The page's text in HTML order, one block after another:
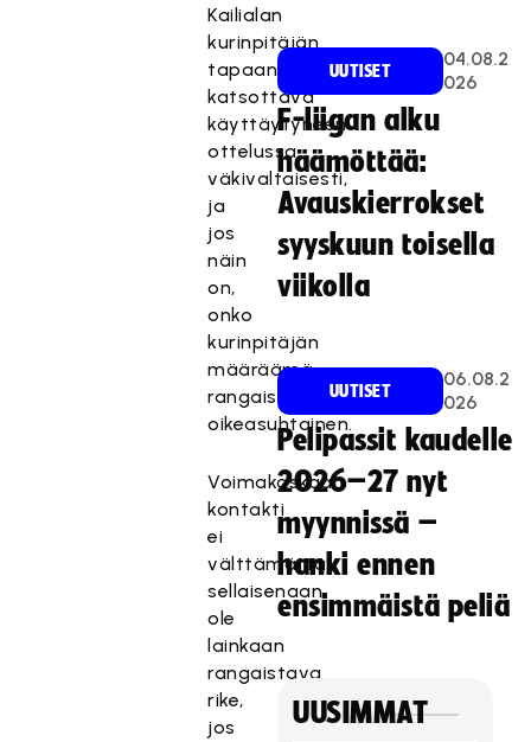
Kailialan
kurinpitäjän
tapaan
katsottava
käyttäytyneen
ottelussa
väkivaltaisesti,
ja
jos
näin
on,
onko
kurinpitäjän
määräämä
rangaistus
oikeasuhtainen.
Voimakaskaan
kontakti
ei
välttämättä
sellaisenaan
ole
lainkaan
rangaistava
rike,
jos
UUTISET
04.08.2
026
F-liigan alku
häämöttää:
Avauskierrokset
syyskuun toisella
viikolla
UUTISET
06.08.2
026
Pelipassit kaudelle
2026–27 nyt
myynnissä –
hanki ennen
ensimmäistä peliä
UUSIMMAT